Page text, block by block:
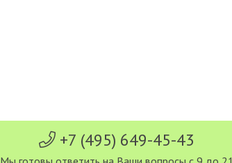
+7 (495) 649-45-43